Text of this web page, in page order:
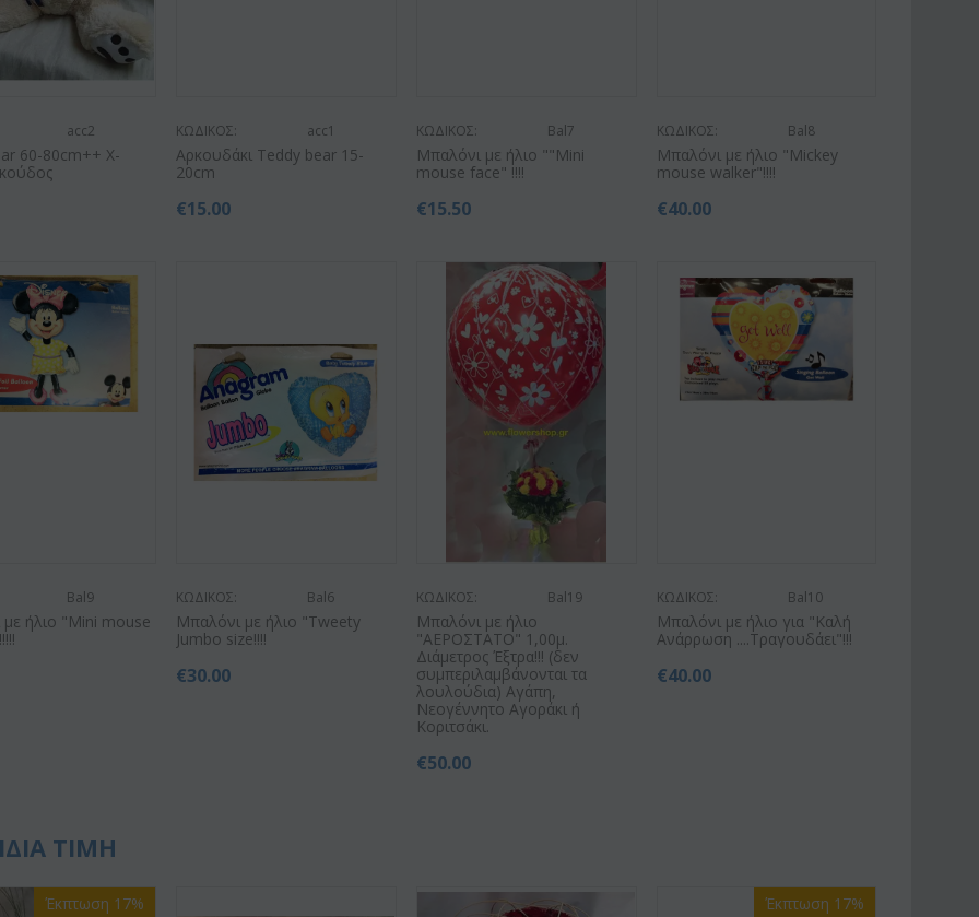
acc2
60-80cm++ X-
ΚΩΔΙΚΟΣ: acc1
Αρκουδάκι Teddy bear 15-
20cm
€15.00
ΚΩΔΙΚΟΣ: Bal7
Μπαλόνι με ήλιο ""Mini
mouse face" !!!!
€15.50
ΚΩΔΙΚΟΣ: Bal8
Μπαλόνι με ήλιο "Mickey
mouse walker"!!!!
€40.00
Bal9
ήλιο "Mini mouse
ΚΩΔΙΚΟΣ: Bal6
Μπαλόνι με ήλιο "Tweety
Jumbo size!!!!
€30.00
ΚΩΔΙΚΟΣ: Bal19
Μπαλόνι με ήλιο
"ΑΕΡΟΣΤΑΤΟ" 1,00μ.
Διάμετρος Έξτρα!!! (δεν
συμπεριλαμβάνονται τα
λουλούδια) Αγάπη,
Νεογέννητο Αγοράκι ή
Κοριτσάκι.
€50.00
ΚΩΔΙΚΟΣ: Bal10
Μπαλόνι με ήλιο για "Καλή
Ανάρρωση ....Τραγουδάει"!!!
€40.00
ΤΙΜΗ
Έκπτωση 17% Έκπτωση 17%